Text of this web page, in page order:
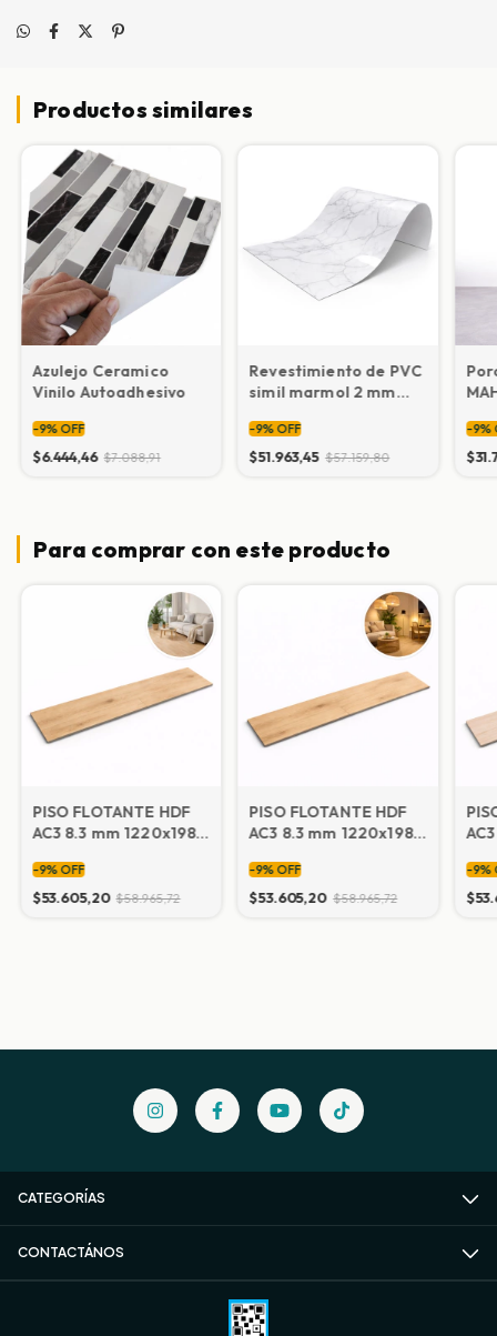
Productos similares
Azulejo Ceramico
Vinilo Autoadhesivo
-9% OFF
$6.444,46 $7.088,91
Revestimiento de PVC
simil marmol 2 mm
-9% OFF
$51.963,45 $57.159,80
-9%
Para comprar con este producto
PISO FLOTANTE HDF
AC3 8.3 mm 1220x198
2,4156 m2)
-9% OFF
$53.605,20 $58.965,72
PISO FLOTANTE HDF
AC3 8.3 mm 1220x198
2,4156 m2)
-9% OFF
$53.605,20 $58.965,72
-9%
CATEGORÍAS
CONTACTÁNOS